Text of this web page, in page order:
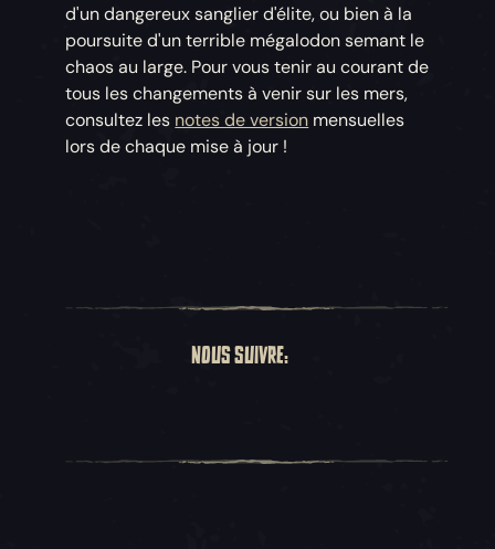
d'un dangereux sanglier d'élite, ou bien à la
poursuite d'un terrible mégalodon semant le
chaos au large. Pour vous tenir au courant de
tous les changements à venir sur les mers,
consultez les notes de version mensuelles
lors de chaque mise à jour !
NOUS SUIVRE: